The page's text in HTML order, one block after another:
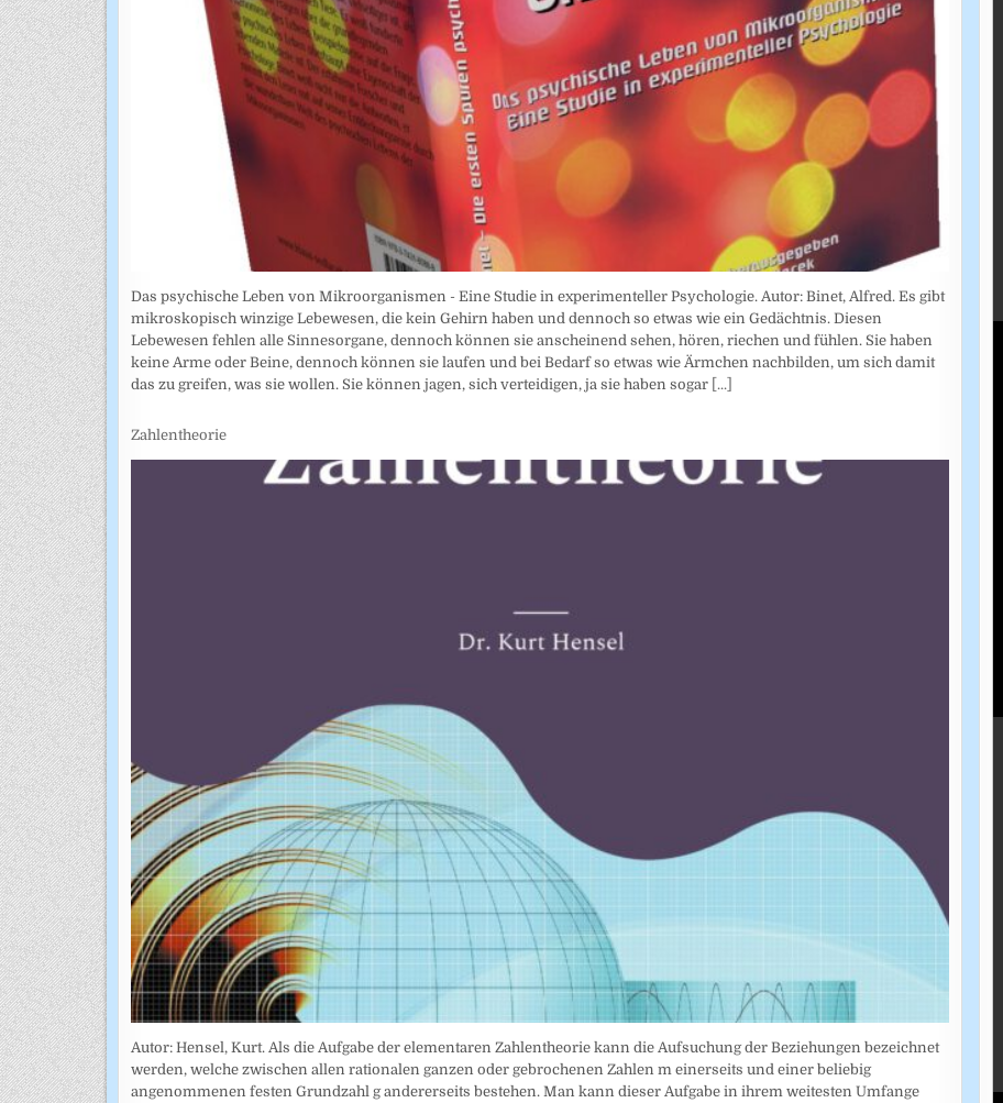
Das psychische Leben von Mikroorganismen - Eine Studie in experimenteller Psychologie. Autor: Binet, Alfred. Es gibt
mikroskopisch winzige Lebewesen, die kein Gehirn haben und dennoch so etwas wie ein Gedächtnis. Diesen
Lebewesen fehlen alle Sinnesorgane, dennoch können sie anscheinend sehen, hören, riechen und fühlen. Sie haben
keine Arme oder Beine, dennoch können sie laufen und bei Bedarf so etwas wie Ärmchen nachbilden, um sich damit
das zu greifen, was sie wollen. Sie können jagen, sich verteidigen, ja sie haben sogar [...]
Zahlentheorie
Autor: Hensel, Kurt. Als die Aufgabe der elementaren Zahlentheorie kann die Aufsuchung der Beziehungen bezeichnet
werden, welche zwischen allen rationalen ganzen oder gebrochenen Zahlen m einerseits und einer beliebig
angenommenen festen Grundzahl g andererseits bestehen. Man kann dieser Aufgabe in ihrem weitesten Umfange